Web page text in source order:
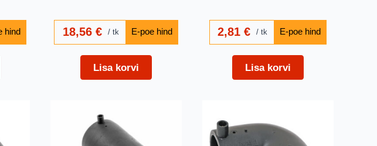
18,56 € tk
Lisa korvi
2,81€ tk
Lisa korvi